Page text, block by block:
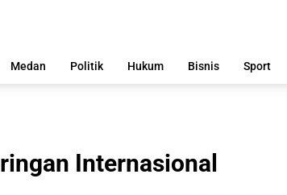
Medan Politik Hukum Bisnis Sport
Internasional